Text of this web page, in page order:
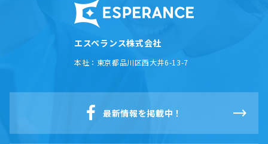
エスペランス株式会社
本社： 東京都品川区西大井6-13-7
最新情報を掲載中！